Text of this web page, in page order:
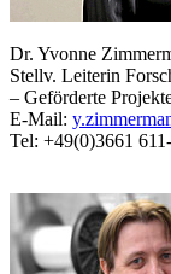
Dr. Yvonne
Stellv. Leiterin
– Geförderte
E-Mail:
Tel: +49(0)3661